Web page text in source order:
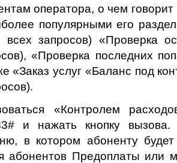
оператора, о чем говорит
популярными его
запросов) «Проверка
«Проверка последних
«Заказ услуг «Баланс под
«Контролем
и нажать кнопку вызова.
в котором абоненту
абонентов Предоплаты или